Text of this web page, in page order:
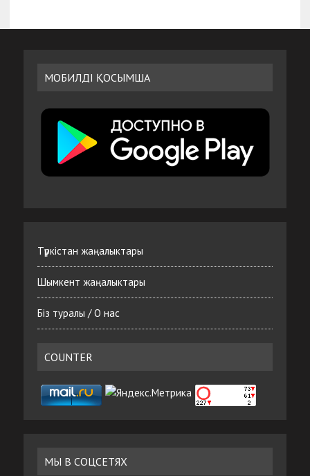
МОБИЛДІ ҚОСЫМША
Түркістан жаңалыктары
Шымкент жаңалыктары
Біз туралы / О нас
COUNTER
МЫ В СОЦСЕТЯХ